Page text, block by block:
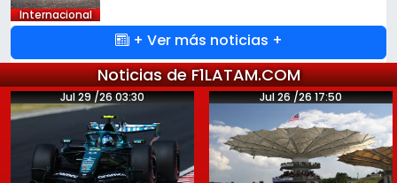
Internacional
+ Ver más noticias +
Noticias de F1LATAM.COM
Jul 29 /26 03:30 Jul 26 /26 17:50